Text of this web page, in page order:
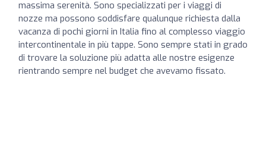
massima serenità. Sono specializzati per i viaggi di
nozze ma possono soddisfare qualunque richiesta dalla
vacanza di pochi giorni in Italia fino al complesso viaggio
intercontinentale in più tappe. Sono sempre stati in grado
di trovare la soluzione più adatta alle nostre esigenze
rientrando sempre nel budget che avevamo fissato.